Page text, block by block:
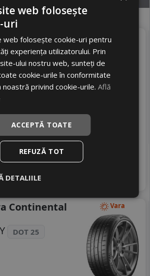
Nexen N-
DOT 25
17%
In stoc - peste 12 buc
livrare 5/7 zile
Vara
Continental
DOT 25
web folosește
uri
web folosește cookie-uri pentru
experiența utilizatorului. Prin
ului nostru web, sunteți de
cookie-urile în conformitate
noastră privind cookie-urile.Află
ACCEPTĂ TOATE
REFUZĂ TOT
DETALIILE